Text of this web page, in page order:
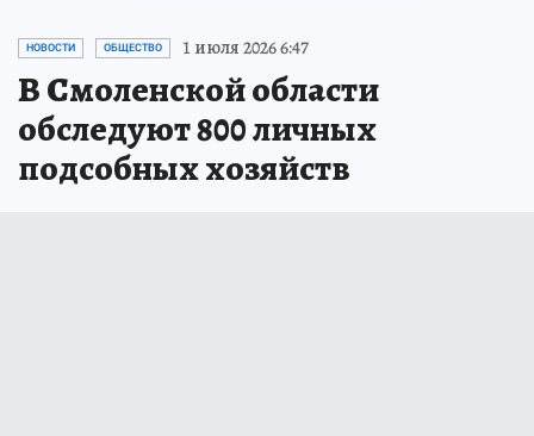
НОВОСТИ ОБЩЕСТВО 1 июля 2026 6:47
В Смоленской области
обследуют 800 личных
подсобных хозяйств